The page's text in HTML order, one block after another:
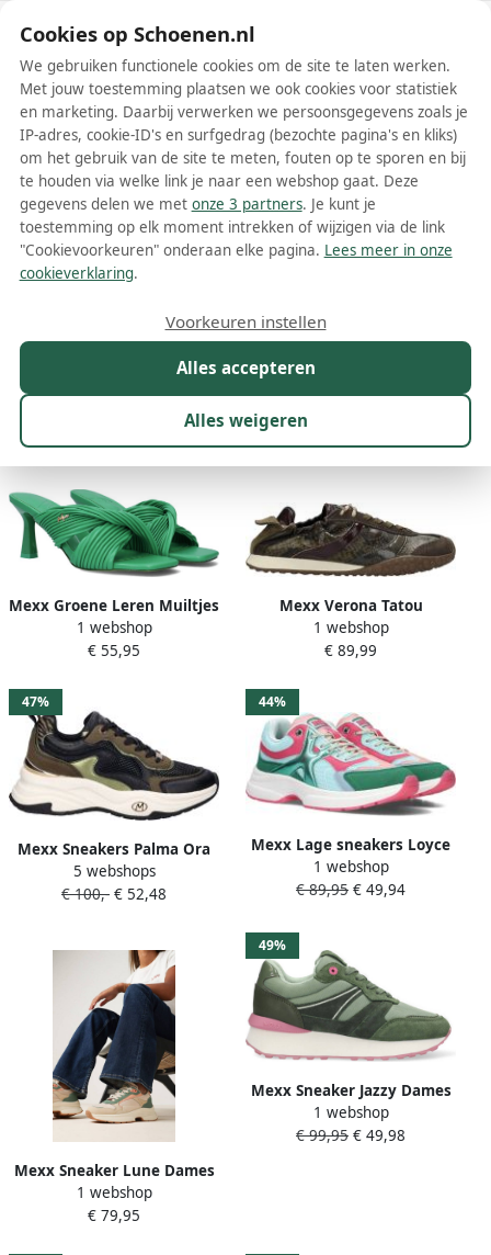
Schoenen.nl
Wis filters Alle filters
Groene Mexx damesschoenen
Meer lezen
Kleur 1
8 resultaten:
Mexx Groene Leren Muiltjes
Lizz Green Dames
1 webshop
€ 55,95
Mexx Verona Tatou
sneakers met dierenprint
donkergroen
1 webshop
€ 89,99
47%
Mexx Sneakers Palma Ora
MI001002653W-7100 Groen
Zwart
5 webshops
€ 100,- € 52,48
44%
Mexx Lage sneakers Loyce
groen leer Multicolor
Dames
1 webshop
€ 89,95 € 49,94
Mexx Sneaker Lune Dames
Olijf
1 webshop
€ 79,95
49%
Mexx Sneaker Jazzy Dames
Groen + Gratis Sokken
1 webshop
€ 99,95 € 49,98
Cookies op Schoenen.nl
We gebruiken functionele cookies om de site te laten werken.
Met jouw toestemming plaatsen we ook cookies voor statistiek
en marketing. Daarbij verwerken we persoonsgegevens zoals je
IP-adres, cookie-ID's en surfgedrag (bezochte pagina's en kliks)
om het gebruik van de site te meten, fouten op te sporen en bij
te houden via welke link je naar een webshop gaat. Deze
gegevens delen we met onze 3 partners. Je kunt je
toestemming op elk moment intrekken of wijzigen via de link
"Cookievoorkeuren" onderaan elke pagina. Lees meer in onze
cookieverklaring.
Alles accepteren
Alles weigeren
Voorkeuren instellen